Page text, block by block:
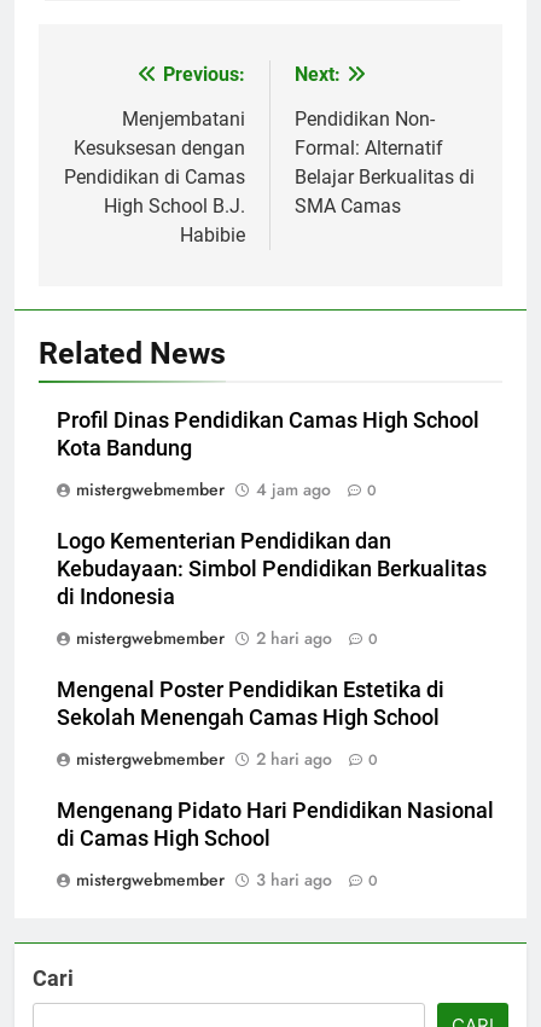
NavigasiPrevious:
Menjembatani
Kesuksesan dengan
Pendidikan di Camas
High School B.J.
Habibie
Next:
Pendidikan Non-
Formal: Alternatif
Belajar Berkualitas di
SMA Camas
Related News
Profil Dinas Pendidikan Camas High School
Kota Bandung
mistergwebmember
4 jam ago 0
Logo Kementerian Pendidikan dan
Kebudayaan: Simbol Pendidikan Berkualitas
di Indonesia
mistergwebmember
2 hari ago 0
Mengenal Poster Pendidikan Estetika di
Sekolah Menengah Camas High School
mistergwebmember
2 hari ago 0
Mengenang Pidato Hari Pendidikan Nasional
di Camas High School
mistergwebmember
3 hari ago 0
Cari